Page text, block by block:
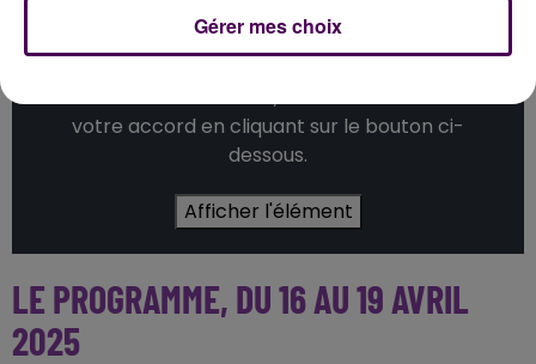
Cet élément est masqué compte-tenu du refus
vous souhaitez l'afficher, merci de nous donner
votre accord en cliquant sur le bouton ci-
dessous.
Afficher l'élément
LE PROGRAMME, DU 16 AU 19 AVRIL
2025
Gérer mes choix